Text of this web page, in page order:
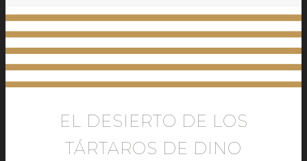
EL DESIERTO DE LOS
TÁRTAROS DE DINO